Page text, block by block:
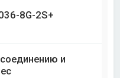
8G-2S+
и